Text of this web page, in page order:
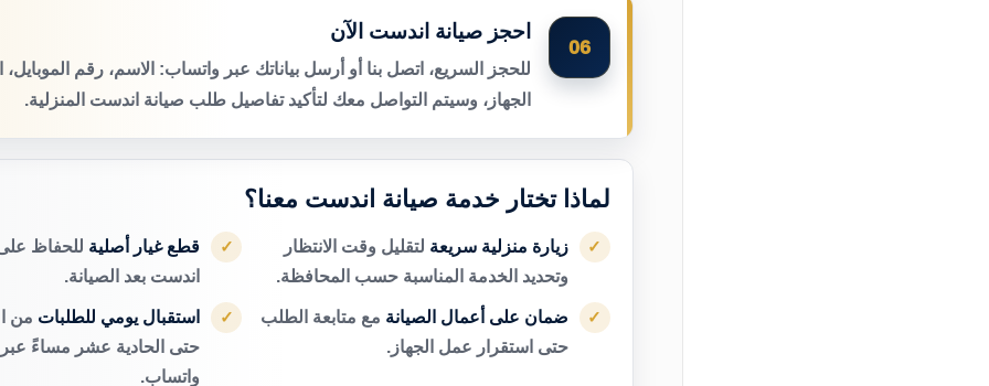
06
احجز صيانة اندست الآن
للحجز السريع، اتصل بنا أو أرسل بياناتك عبر واتساب: الاسم، رقم
الجهاز، وسيتم التواصل معك لتأكيد تفاصيل طلب صيانة اندست المنزلية.
لماذا تختار خدمة صيانة اندست معنا؟
✓ زيارة منزلية سريعة لتقليل وقت الانتظار
وتحديد الخدمة المناسبة حسب المحافظة.
✓ قطع غيار أصلية للحفاظ
اندست بعد الصيانة.
✓ ضمان على أعمال الصيانة مع متابعة الطلب
حتى استقرار عمل الجهاز.
✓ استقبال يومي للطلبات من
حتى الحادية عشر مساءً عبر
واتساب.